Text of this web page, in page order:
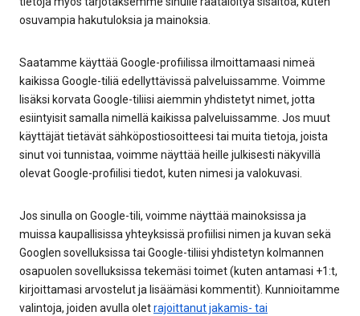
osuvampia hakutuloksia ja mainoksia.
Saatamme käyttää Google-profiilissa ilmoittamaasi nimeä
kaikissa Google-tiliä edellyttävissä palveluissamme. Voimme
lisäksi korvata Google-tiliisi aiemmin yhdistetyt nimet, jotta
esiintyisit samalla nimellä kaikissa palveluissamme. Jos muut
käyttäjät tietävät sähköpostiosoitteesi tai muita tietoja, joista
sinut voi tunnistaa, voimme näyttää heille julkisesti näkyvillä
olevat Google-profiilisi tiedot, kuten nimesi ja valokuvasi.
Jos sinulla on Google-tili, voimme näyttää mainoksissa ja
muissa kaupallisissa yhteyksissä profiilisi nimen ja kuvan sekä
Googlen sovelluksissa tai Google-tiliisi yhdistetyn kolmannen
osapuolen sovelluksissa tekemäsi toimet (kuten antamasi +1:t,
kirjoittamasi arvostelut ja lisäämäsi kommentit). Kunnioitamme
valintoja, joiden avulla oletrajoittanut jakamis- tai